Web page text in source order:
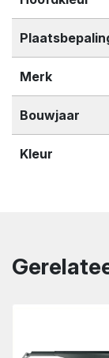
Merk
Bouwjaar
Kleur